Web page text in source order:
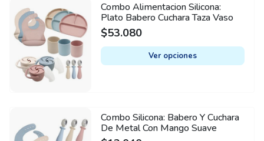
Combo Alimentacion Silicona:
Plato Babero Cuchara Taza Vaso
$53.080
Ver opciones
This
product
has
multiple
variants.
may
be
Combo Silicona: Babero Y Cuchara
De Metal Con Mango Suave
This
product